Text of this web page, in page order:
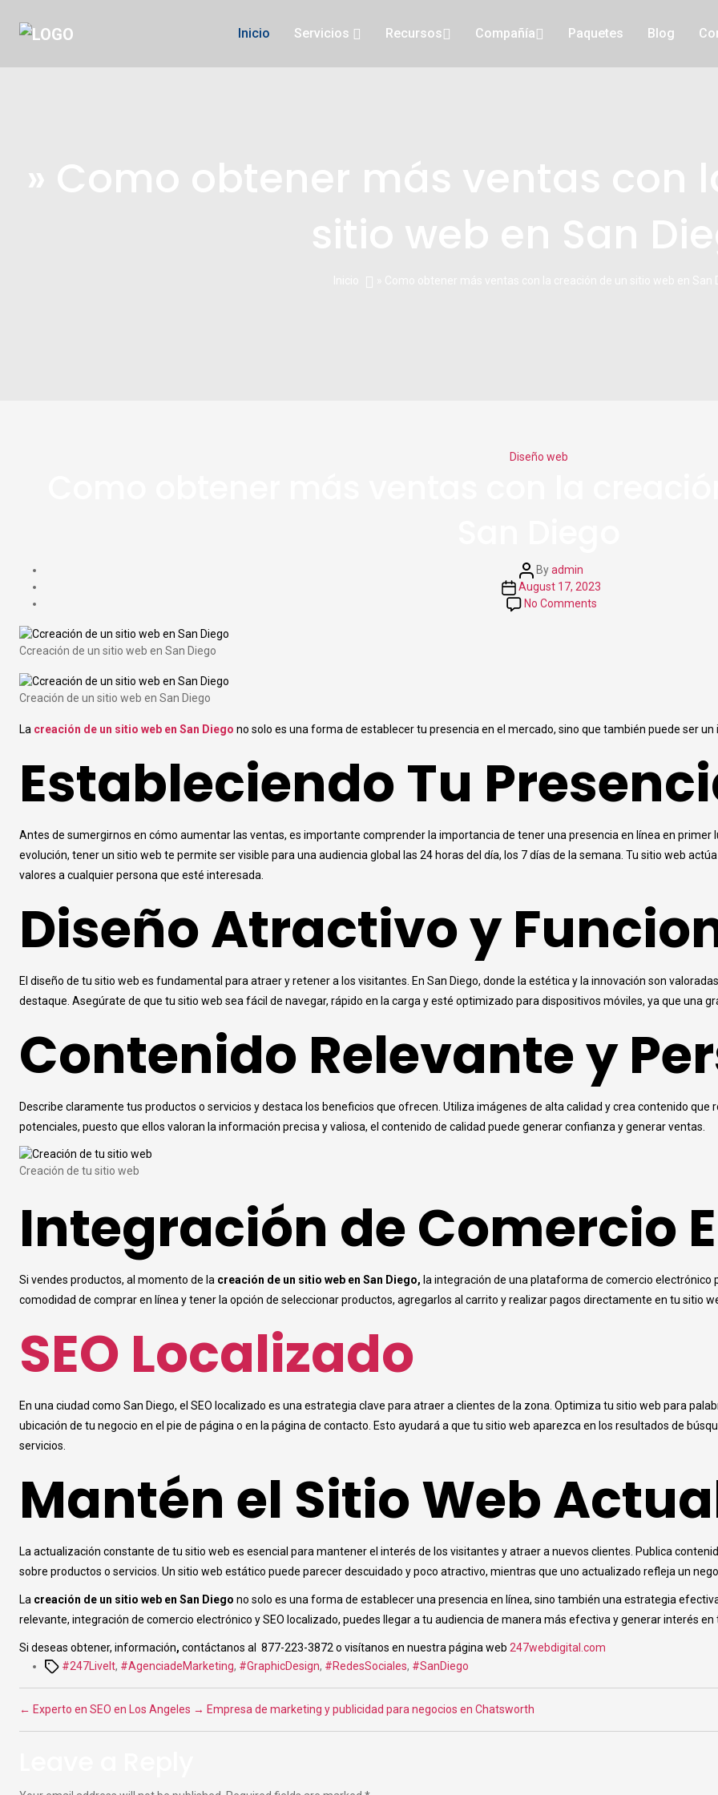
Inicio Servicios Recursos Compañía Paquetes Blog
Categories
Diseño web
Post
author
Byadmin
Post
date
August 17, 2023
No Commentson
de
sitio
web
en
Diego
Ccreación de un sitio web en San Diego
Creación de un sitio web en San Diego
La creación de un sitio web en San Diego no solo es una forma de establecer tu presencia en el mercado, sino que también puede ser
Estableciendo Tu
Antes de sumergirnos en cómo aumentar las ventas, es importante comprender la importancia de tener una presencia en línea en primer
evolución, tener un sitio web te permite ser visible para una audiencia global las 24 horas del día, los 7 días de la semana. Tu sitio web
valores a cualquier persona que esté interesada.
Diseño Atractivo y
El diseño de tu sitio web es fundamental para atraer y retener a los visitantes. En San Diego, donde la estética y la innovación son
destaque. Asegúrate de que tu sitio web sea fácil de navegar, rápido en la carga y esté optimizado para dispositivos móviles, ya que una
Contenido Relevante y
Describe claramente tus productos o servicios y destaca los beneficios que ofrecen. Utiliza imágenes de alta calidad y crea contenido
potenciales, puesto que ellos valoran la información precisa y valiosa, el contenido de calidad puede generar confianza y generar ventas.
Creación de tu sitio web
Integración de Comercio
Si vendes productos, al momento de la creación de un sitio web en San Diego, la integración de una plataforma de comercio
comodidad de comprar en línea y tener la opción de seleccionar productos, agregarlos al carrito y realizar pagos directamente en tu sitio
SEO Localizado
En una ciudad como San Diego, el SEO localizado es una estrategia clave para atraer a clientes de la zona. Optimiza tu sitio web para
ubicación de tu negocio en el pie de página o en la página de contacto. Esto ayudará a que tu sitio web aparezca en los resultados de
servicios.
Mantén el Sitio Web
La actualización constante de tu sitio web es esencial para mantener el interés de los visitantes y atraer a nuevos clientes. Publica
sobre productos o servicios. Un sitio web estático puede parecer descuidado y poco atractivo, mientras que uno actualizado refleja un
La creación de un sitio web en San Diego no solo es una forma de establecer una presencia en línea, sino también una estrategia
relevante, integración de comercio electrónico y SEO localizado, puedes llegar a tu audiencia de manera más efectiva y generar interés en
Si deseas obtener, información, contáctanos al 877-223-3872 o visítanos en nuestra página web 247webdigital.com
Tags#247LiveIt, #AgenciadeMarketing, #GraphicDesign, #RedesSociales, #SanDiego
← Experto en SEO en Los Angeles → Empresa de marketing y publicidad para negocios en Chatsworth